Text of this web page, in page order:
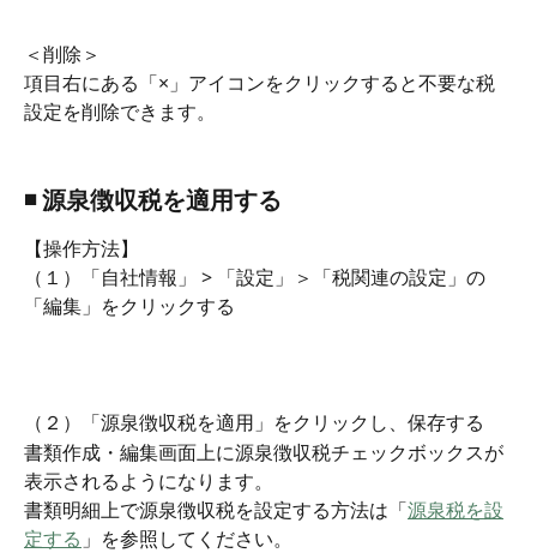
＜削除＞
項目右にある「×」アイコンをクリックすると不要な税
設定を削除できます。
◾️ 源泉徴収税を適用する
【操作方法】
（１）「自社情報」 > 「設定」＞「税関連の設定」の
「編集」をクリックする
（２）「源泉徴収税を適用」をクリックし、保存する
書類作成・編集画面上に源泉徴収税チェックボックスが
表示されるようになります。
書類明細上で源泉徴収税を設定する方法は「源泉税を設
定する 」を参照してください。